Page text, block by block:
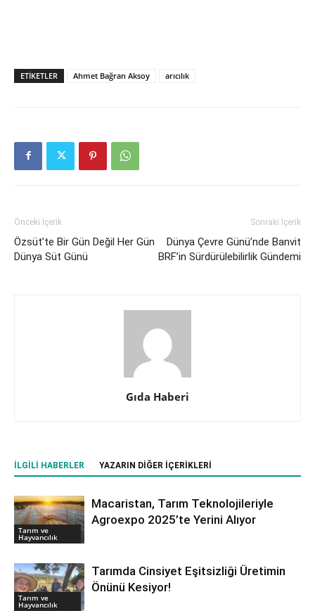
ETIKETLER Ahmet Bağran Aksoy arıcılık
Önceki İçerik
Özsüt’te Bir Gün Değil Her Gün
Dünya Süt Günü
Sonraki İçerik
Dünya Çevre Günü’nde Banvit
BRF’in Sürdürülebilirlik Gündemi
Gıda Haberi
İLGILI HABERLER YAZARIN DIĞER İÇERIKLERI
Tarım ve
Hayvancılık
Macaristan, Tarım Teknolojileriyle
Agroexpo 2025’te Yerini Alıyor
Tarım ve
Hayvancılık
Tarımda Cinsiyet Eşitsizliği Üretimin
Önünü Kesiyor!